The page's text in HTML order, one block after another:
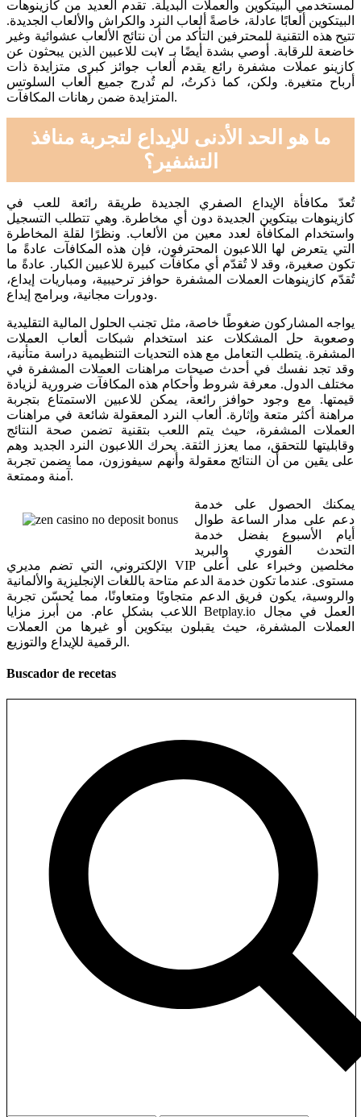
لمستخدمي البيتكوين والعملات البديلة. تقدم العديد من كازينوهات
البيتكوين ألعابًا عادلة، خاصةً ألعاب النرد والكراش والألعاب الجديدة.
تتيح هذه التقنية للمحترفين التأكد من أن نتائج الألعاب عشوائية وغير
خاضعة للرقابة. أوصي بشدة أيضًا بـ ٧بت للاعبين الذين يبحثون عن
كازينو عملات مشفرة رائع يقدم ألعاب جوائز كبرى متزايدة ذات
أرباح متغيرة. ولكن، كما ذكرتُ، لم تُدرج جميع ألعاب السلوتس
المتزايدة ضمن رهانات المكافآت.
ما هو الحد الأدنى للإيداع لتجربة منافذ
التشفير؟
تُعدّ مكافأة الإيداع الصفري الجديدة طريقة رائعة للعب في
كازينوهات بيتكوين الجديدة دون أي مخاطرة. وهي تتطلب التسجيل
واستخدام المكافأة لعدد معين من الألعاب. ونظرًا لقلة المخاطرة
التي يتعرض لها اللاعبون المحترفون، فإن هذه المكافآت عادةً ما
تكون صغيرة، وقد لا تُقدّم أي مكافآت كبيرة للاعبين الكبار. عادةً ما
تُقدّم كازينوهات العملات المشفرة حوافز ترحيبية، ومباريات إيداع،
ودورات مجانية، وبرامج إيداع.
يواجه المشاركون ضغوطًا خاصة، مثل تجنب الحلول المالية التقليدية
وصعوبة حل المشكلات عند استخدام شبكات ألعاب العملات
المشفرة. يتطلب التعامل مع هذه التحديات التنظيمية دراسة متأنية،
وقد تجد نفسك في أحدث صيحات مراهنات العملات المشفرة في
مختلف الدول. معرفة شروط وأحكام هذه المكافآت ضرورية لزيادة
قيمتها. مع وجود حوافز رائعة، يمكن للاعبين الاستمتاع بتجربة
مراهنة أكثر متعة وإثارة. ألعاب النرد المعقولة شائعة في مراهنات
العملات المشفرة، حيث يتم اللعب بتقنية تضمن صحة النتائج
وقابليتها للتحقق، مما يعزز الثقة. يحرك اللاعبون النرد الجديد وهم
على يقين من أن النتائج معقولة وأنهم سيفوزون، مما يضمن تجربة
آمنة وممتعة.
يمكنك الحصول على خدمة
دعم على مدار الساعة طوال
أيام الأسبوع بفضل خدمة
التحدث الفوري والبريد
الإلكتروني، التي تضم مديري VIP مخلصين وخبراء على أعلى
مستوى. عندما تكون خدمة الدعم متاحة باللغات الإنجليزية والألمانية
والروسية، يكون فريق الدعم متجاوبًا ومتعاونًا، مما يُحسّن تجربة
اللاعب بشكل عام. من أبرز مزايا Betplay.io العمل في مجال
العملات المشفرة، حيث يقبلون بيتكوين أو غيرها من العملات
الرقمية للإيداع والتوزيع.
Buscador de recetas